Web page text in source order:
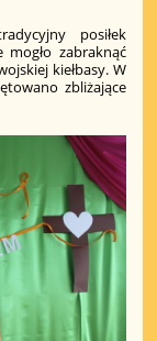
posiłek
zabraknąć
kiełbasy. W
zbliżające